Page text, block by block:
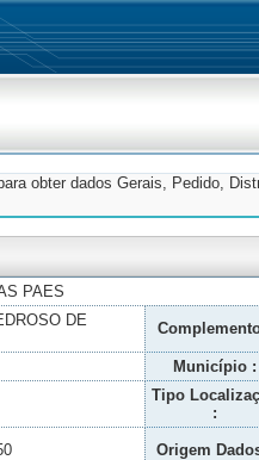
obter dados Gerais, Pedido,
PAES
DE
Município :
Tipo
:
Origem